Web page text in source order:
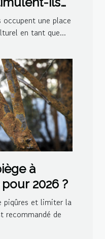
?
occupent une place
en tant que...
à
2026 ?
piqûres et limiter la
recommandé de